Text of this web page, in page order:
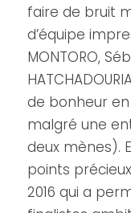
faire de bruit
d’équipe
MONTORO,
de bonheur en
malgré une
deux mènes).
points
2016 qui a